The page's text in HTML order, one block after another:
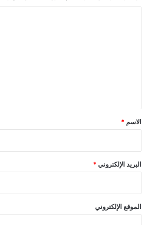
*
الاسم *
البريد الإلكتروني *
الموقع الإلكتروني